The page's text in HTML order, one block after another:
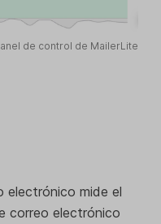
de control de MailerLite
electrónico mide el
correo electrónico